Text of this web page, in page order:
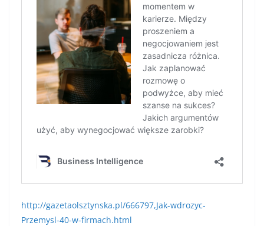
http://gazetaolsztynska.pl/666797,Jak-wdrozyc-
Przemysl-40-w-firmach.html